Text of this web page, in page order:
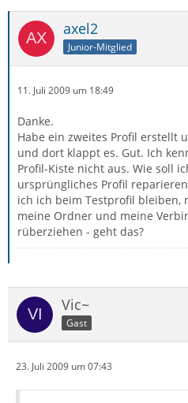
axel2
Junior-Mitglied
11. Juli 2009 um 18:49
Danke.
Habe ein zweites Profil erstellt
und dort klappt es. Gut. Ich
Profil-Kiste nicht aus. Wie soll
ursprüngliches Profil
ich ich beim Testprofil bleiben,
meine Ordner und meine
rüberziehen - geht das?
Vic~
Gast
23. Juli 2009 um 07:43